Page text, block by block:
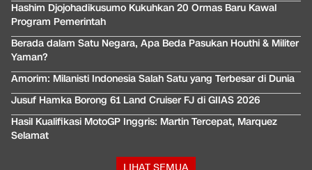
Hashim Djojohadikusumo Kukuhkan 20 Ormas Baru Kawal
Program Pemerintah
Berada dalam Satu Negara, Apa Beda Pasukan Houthi & Militer
Yaman?
Amorim: Milanisti Indonesia Salah Satu yang Terbesar di Dunia
Jusuf Hamka Borong 61 Land Cruiser FJ di GIIAS 2026
Hasil Kualifikasi MotoGP Inggris: Martin Tercepat, Marquez
Selamat